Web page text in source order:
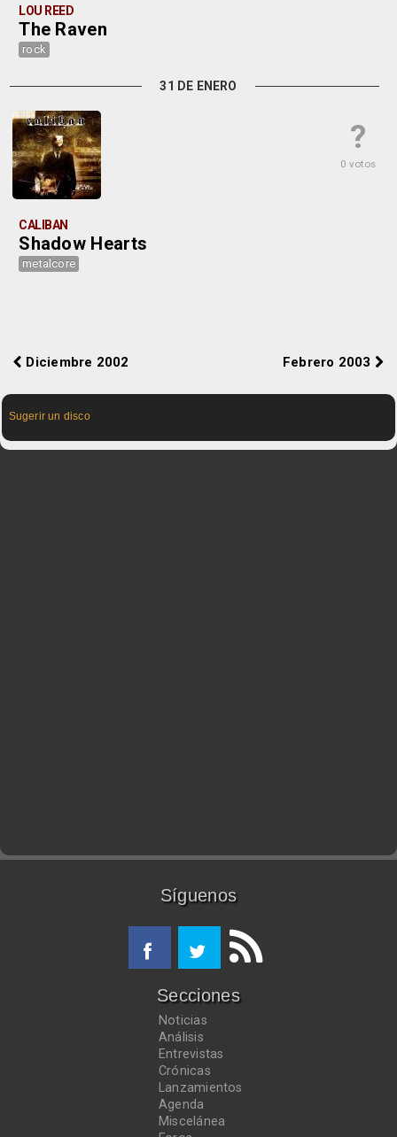
LOU REED
The Raven
rock
31 DE ENERO
?
0 votos
CALIBAN
Shadow Hearts
metalcore
Diciembre 2002 Febrero 2003
Sugerir un disco
Síguenos
Secciones
Noticias
Análisis
Entrevistas
Crónicas
Lanzamientos
Agenda
Miscelánea